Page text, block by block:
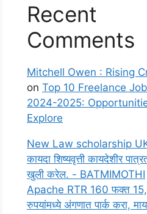
Recent
Comments
Mitchell Owen : Rising
on Top 10 Freelance
2024-2025:
Explore
New Law scholarship UK
कायदा शिष्यवृत्ती कायदेशीर
खुली करेल. - BATMIMOTHI
Apache RTR 160 फक्त
रुपयांमध्ये अंगणात पार्क करा,